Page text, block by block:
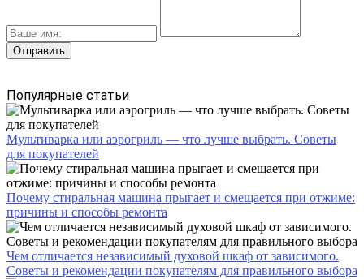
Популярные статьи
Мультиварка или аэрогриль — что лучше выбрать. Советы
для покупателей
Почему стиральная машина прыгает и смещается при отжиме:
причины и способы ремонта
Чем отличается независимый духовой шкаф от зависимого.
Советы и рекомендации покупателям для правильного выбора